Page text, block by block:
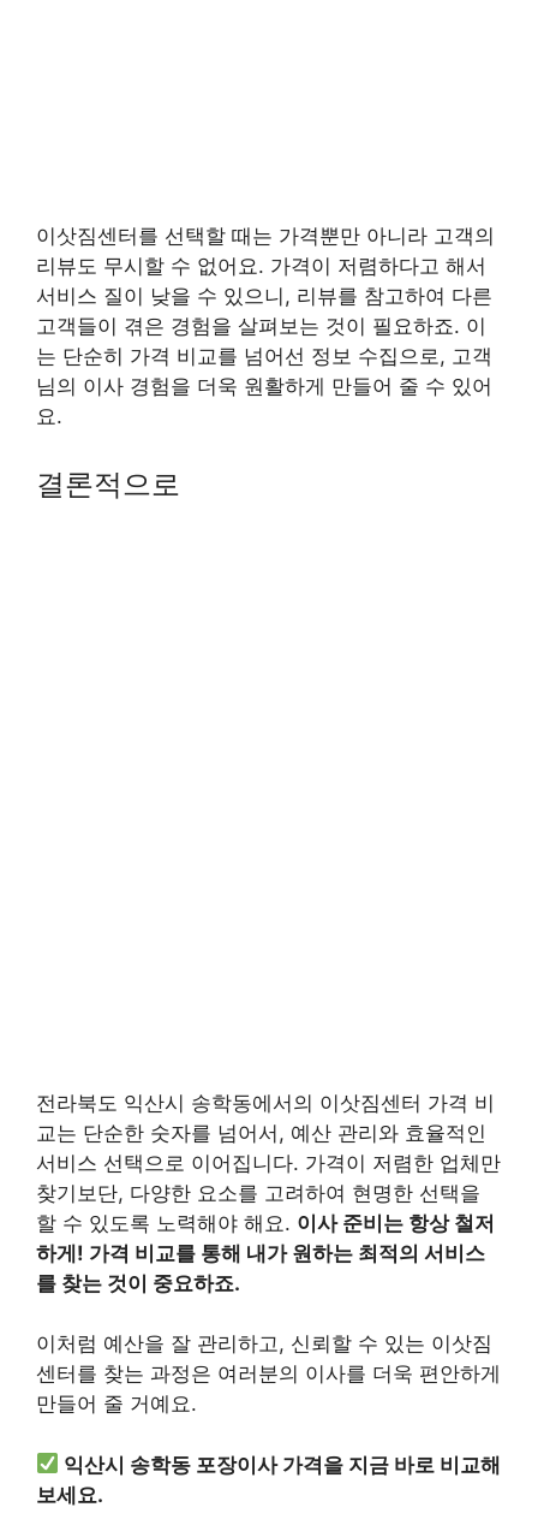
이삿짐센터를 선택할 때는 가격뿐만 아니라 고객의
리뷰도 무시할 수 없어요. 가격이 저렴하다고 해서
서비스 질이 낮을 수 있으니, 리뷰를 참고하여 다른
고객들이 겪은 경험을 살펴보는 것이 필요하죠. 이
는 단순히 가격 비교를 넘어선 정보 수집으로, 고객
님의 이사 경험을 더욱 원활하게 만들어 줄 수 있어
요.
결론적으로
전라북도 익산시 송학동에서의 이삿짐센터 가격 비
교는 단순한 숫자를 넘어서, 예산 관리와 효율적인
서비스 선택으로 이어집니다. 가격이 저렴한 업체만
찾기보단, 다양한 요소를 고려하여 현명한 선택을
할 수 있도록 노력해야 해요. 이사 준비는 항상 철저
하게! 가격 비교를 통해 내가 원하는 최적의 서비스
를 찾는 것이 중요하죠.
이처럼 예산을 잘 관리하고, 신뢰할 수 있는 이삿짐
센터를 찾는 과정은 여러분의 이사를 더욱 편안하게
만들어 줄 거예요.
익산시 송학동 포장이사 가격을 지금 바로 비교해
보세요.